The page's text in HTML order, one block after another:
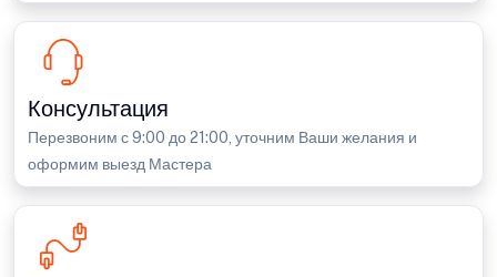
Консультация
Перезвоним с 9:00 до 21:00, уточним Ваши желания и
оформим выезд Мастера